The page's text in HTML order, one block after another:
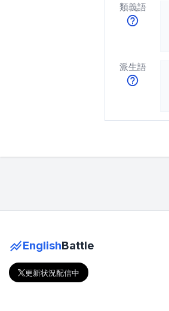
類義語
派生語
EnglishBattle
更新状況配信中